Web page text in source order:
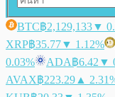
BTC฿2,129,133▼
XRP฿35.77▼ 1.12%
0.03%
ADA฿6.42 ▼
AVAX฿223.29 ▲